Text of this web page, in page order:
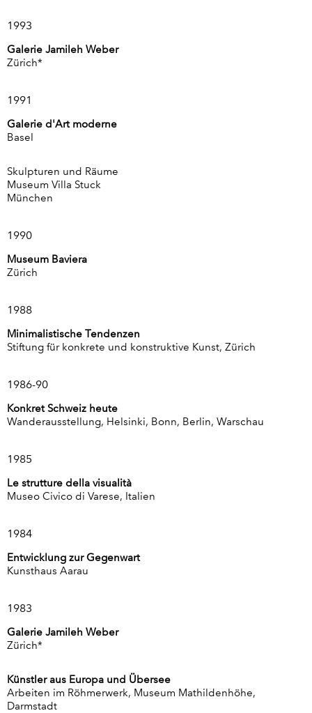
1993
Galerie Jamileh Weber
Zürich*
1991
Galerie d'Art moderne
Basel
Skulpturen und Räume
Museum Villa Stuck
München
1990
Museum Baviera
Zürich
1988
Minimalistische Tendenzen
Stiftung für konkrete und konstruktive Kunst, Zürich
1986-90
Konkret Schweiz heute
Wanderausstellung, Helsinki, Bonn, Berlin, Warschau
1985
Le strutture della visualità
Museo Civico di Varese, Italien
1984
Entwicklung zur Gegenwart
Kunsthaus Aarau
1983
Galerie Jamileh Weber
Zürich*
Künstler aus Europa und Übersee
Arbeiten im Röhmerwerk, Museum Mathildenhöhe,
Darmstadt